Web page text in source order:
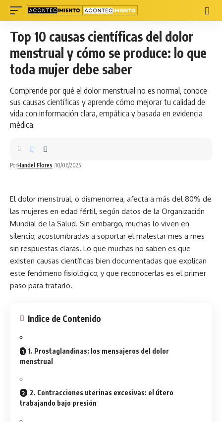
Top 10 causas científicas del dolor
menstrual y cómo se produce: lo que
toda mujer debe saber
Comprende por qué el dolor menstrual no es normal, conoce
sus causas científicas y aprende cómo mejorar tu calidad de
vida con información clara, empática y basada en evidencia
médica.
PorHandel Flores 10/06/2025
El dolor menstrual, o dismenorrea, afecta a más del 80% de
las mujeres en edad fértil, según datos de la Organización
Mundial de la Salud. Sin embargo, muchas lo viven en
silencio, acostumbradas a soportar el malestar mes a mes
sin respuestas claras. Lo que muchas no saben es que
existen causas científicas bien documentadas que explican
este fenómeno fisiológico, y que reconocerlas es el primer
paso para tratarlo.
Indice de Contenido
1. Prostaglandinas: los mensajeros del dolor
menstrual
2. Contracciones uterinas excesivas: el útero
trabajando bajo presión